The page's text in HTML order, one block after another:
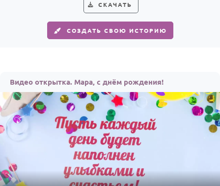
СКАЧАТЬ
СОЗДАТЬ СВОЮ ИСТОРИЮ
Видео открытка. Мара, с днём рождения!